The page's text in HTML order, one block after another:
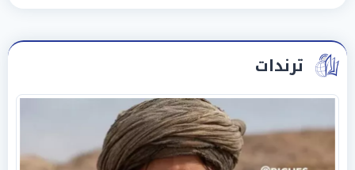
ترندات